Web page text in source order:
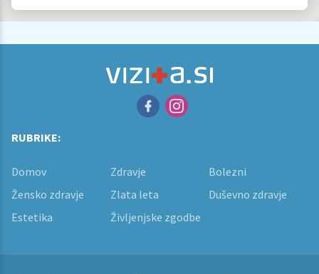
RUBRIKE:
Domov Zdravje
Bolezni
Žensko zdravje
Zlata leta
Duševno zdravje
Estetika
Življenjske zgodbe